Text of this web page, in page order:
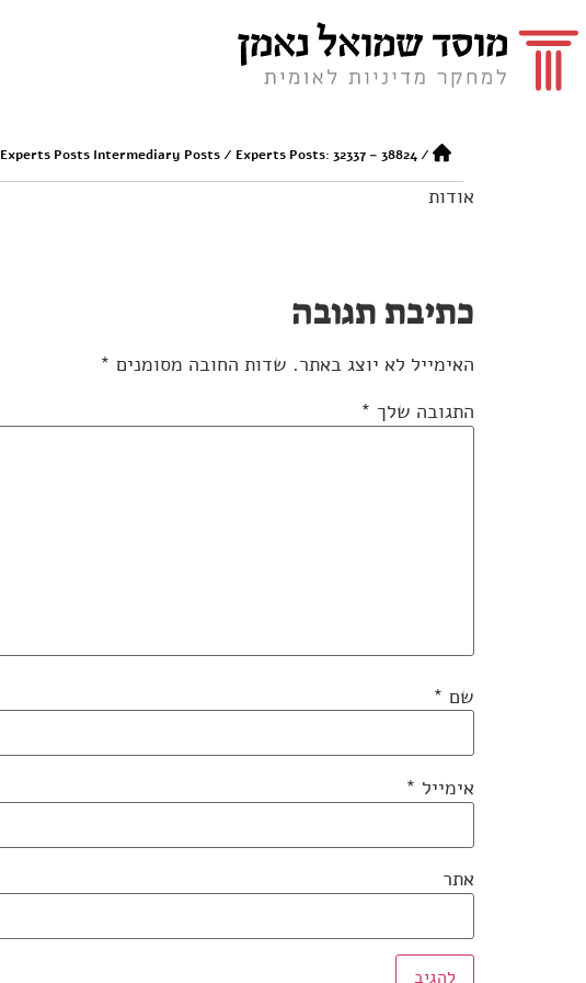
/
Experts Posts Intermediary Posts/ Experts Posts: 32337 – 38824
אודות
כתיבת תגובה
האימייל לא יוצג באתר. שדות החובה מסומנים *
התגובה שלך *
שם *
אימייל *
אתר